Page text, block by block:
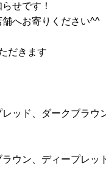
せです！
へお寄りください^^
だきます
ッド、ダークブラウ
ウン、ディープレッ